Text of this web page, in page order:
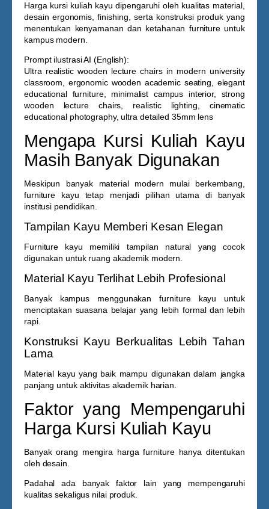
Harga kursi kuliah kayu dipengaruhi oleh kualitas material,
desain ergonomis, finishing, serta konstruksi produk yang
menentukan kenyamanan dan ketahanan furniture untuk
kampus modern.
Prompt ilustrasi AI (English):
Ultra realistic wooden lecture chairs in modern university
classroom, ergonomic wooden academic seating, elegant
educational furniture, minimalist campus interior, strong
wooden lecture chairs, realistic lighting, cinematic
educational photography, ultra detailed 35mm lens
Mengapa Kursi Kuliah Kayu
Masih Banyak Digunakan
Meskipun banyak material modern mulai berkembang,
furniture kayu tetap menjadi pilihan utama di banyak
institusi pendidikan.
Tampilan Kayu Memberi Kesan Elegan
Furniture kayu memiliki tampilan natural yang cocok
digunakan untuk ruang akademik modern.
Material Kayu Terlihat Lebih Profesional
Banyak kampus menggunakan furniture kayu untuk
menciptakan suasana belajar yang lebih formal dan lebih
rapi.
Konstruksi Kayu Berkualitas Lebih Tahan
Lama
Material kayu yang baik mampu digunakan dalam jangka
panjang untuk aktivitas akademik harian.
Faktor yang Mempengaruhi
Harga Kursi Kuliah Kayu
Banyak orang mengira harga furniture hanya ditentukan
oleh desain.
Padahal ada banyak faktor lain yang mempengaruhi
kualitas sekaligus nilai produk.